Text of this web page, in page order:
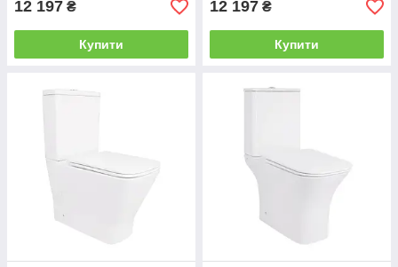
12 197 ₴
Купити
12 197 ₴
Купити